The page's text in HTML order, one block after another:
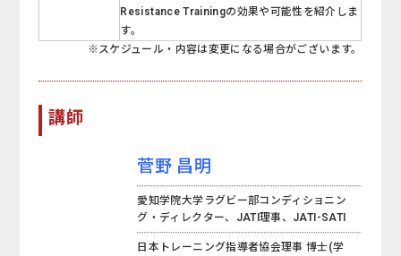
Resistance Trainingの効果や可能性を紹介しま
す。
※スケジュール・内容は変更になる場合がございます。
講師
菅野 昌明
愛知学院大学ラグビー部コンディショニン
グ・ディレクター、JATI理事、JATI-SATI
日本トレーニング指導者協会理事 博士(学